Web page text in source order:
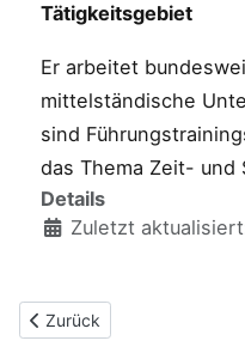
Tätigkeitsgebiet
Er arbeitet
mittelständische
sind
das Thema Zeit- und
Details
Zuletzt
Vorheriger Beitrag:
Zurück